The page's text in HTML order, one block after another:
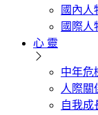
國內人
國際人
心 靈
中年危
人際關
自我成